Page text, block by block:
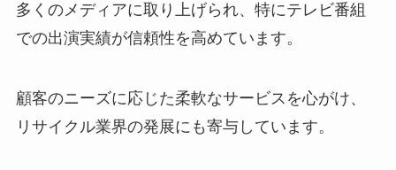
多くのメディアに取り上げられ、特にテレビ番組
での出演実績が信頼性を高めています。
顧客のニーズに応じた柔軟なサービスを心がけ、
リサイクル業界の発展にも寄与しています。